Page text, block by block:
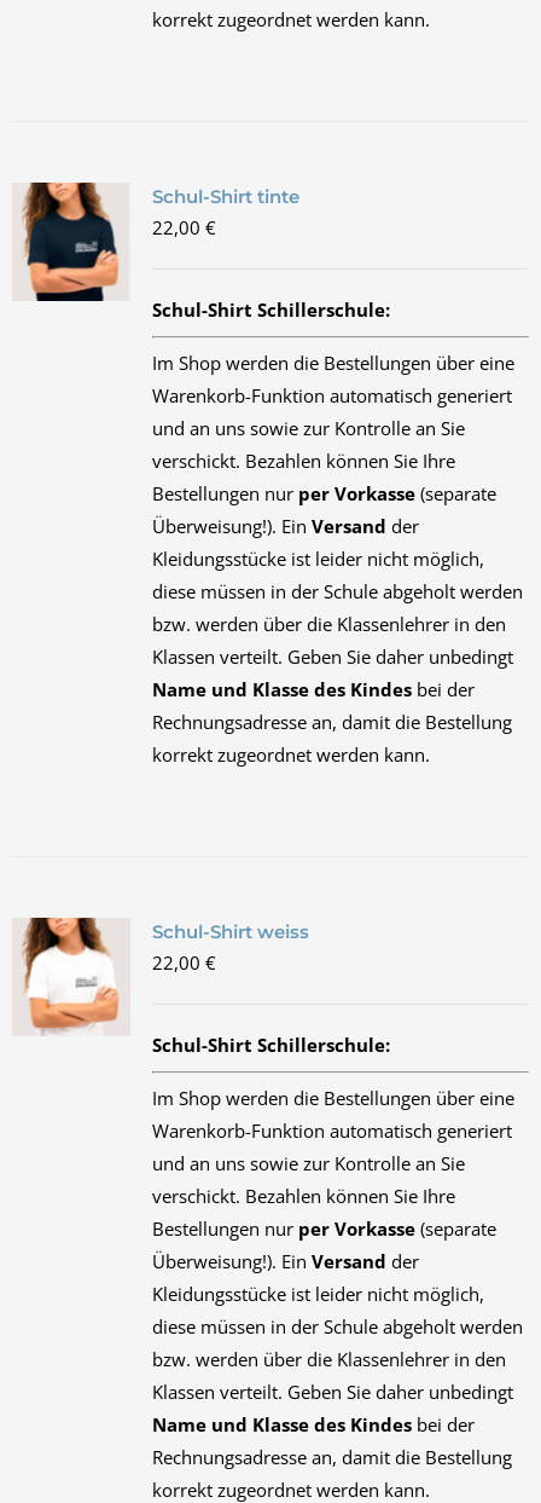
korrekt zugeordnet werden kann.
Schul-Shirt tinte
22,00 €
Schul-Shirt Schillerschule:
Im Shop werden die Bestellungen über eine
Warenkorb-Funktion automatisch generiert
und an uns sowie zur Kontrolle an Sie
verschickt. Bezahlen können Sie Ihre
Bestellungen nur per Vorkasse(separate
Überweisung!). Ein Versand der
Kleidungsstücke ist leider nicht möglich,
diese müssen in der Schule abgeholt werden
bzw. werden über die Klassenlehrer in den
Klassen verteilt. Geben Sie daher unbedingt
Name und Klasse des Kindesbei der
Rechnungsadresse an, damit die Bestellung
korrekt zugeordnet werden kann.
Schul-Shirt weiss
22,00 €
Schul-Shirt Schillerschule:
Im Shop werden die Bestellungen über eine
Warenkorb-Funktion automatisch generiert
und an uns sowie zur Kontrolle an Sie
verschickt. Bezahlen können Sie Ihre
Bestellungen nur per Vorkasse(separate
Überweisung!). Ein Versand der
Kleidungsstücke ist leider nicht möglich,
diese müssen in der Schule abgeholt werden
bzw. werden über die Klassenlehrer in den
Klassen verteilt. Geben Sie daher unbedingt
Name und Klasse des Kindesbei der
Rechnungsadresse an, damit die Bestellung
korrekt zugeordnet werden kann.